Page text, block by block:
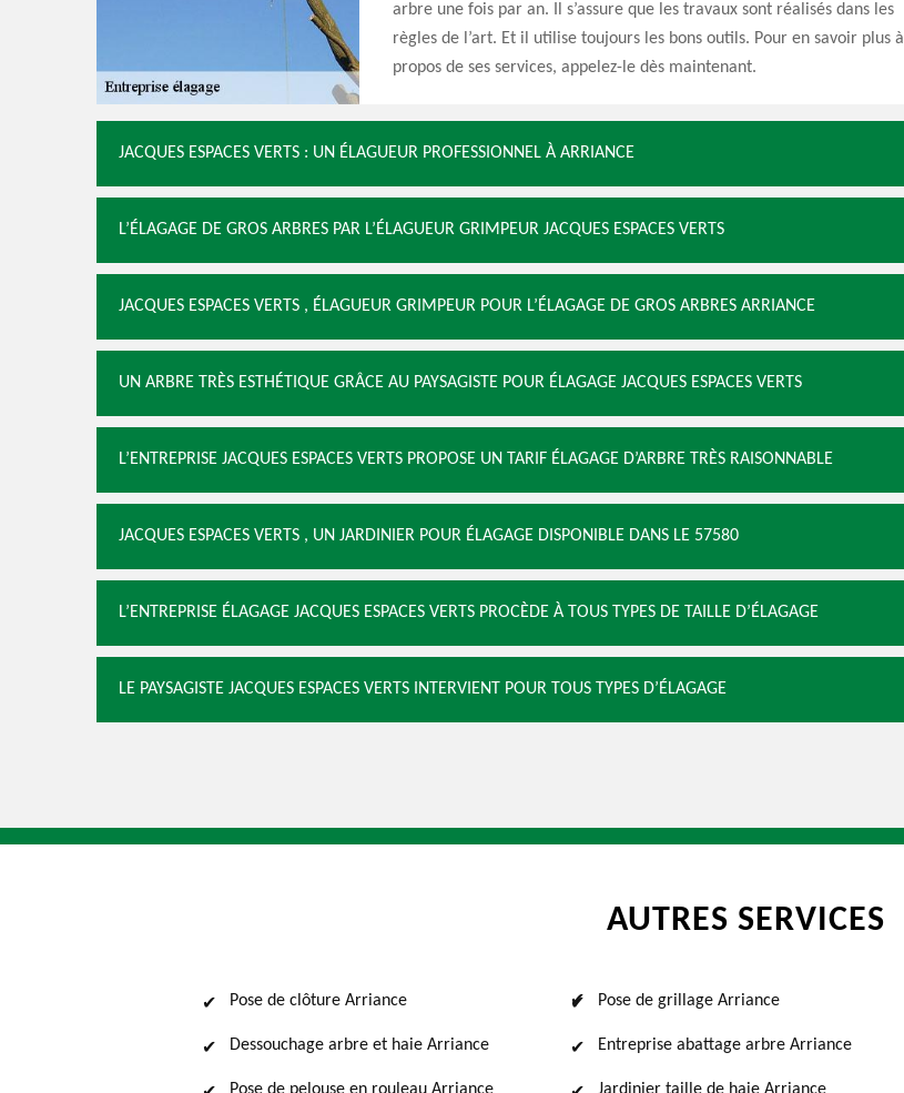
arbre une fois par an. Il s’assure que les travaux sont réalisés dans les
règles de l’art. Et il utilise toujours les bons outils. Pour en savoir plus à
propos de ses services, appelez-le dès maintenant.
JACQUES ESPACES VERTS : UN ÉLAGUEUR PROFESSIONNEL À ARRIANCE
L’ÉLAGAGE DE GROS ARBRES PAR L’ÉLAGUEUR GRIMPEUR JACQUES ESPACES VERTS
JACQUES ESPACES VERTS , ÉLAGUEUR GRIMPEUR POUR L’ÉLAGAGE DE GROS ARBRES ARRIANCE
UN ARBRE TRÈS ESTHÉTIQUE GRÂCE AU PAYSAGISTE POUR ÉLAGAGE JACQUES ESPACES VERTS
L’ENTREPRISE JACQUES ESPACES VERTS PROPOSE UN TARIF ÉLAGAGE D’ARBRE TRÈS RAISONNABLE
JACQUES ESPACES VERTS , UN JARDINIER POUR ÉLAGAGE DISPONIBLE DANS LE 57580
L’ENTREPRISE ÉLAGAGE JACQUES ESPACES VERTS PROCÈDE À TOUS TYPES DE TAILLE D’ÉLAGAGE
LE PAYSAGISTE JACQUES ESPACES VERTS INTERVIENT POUR TOUS TYPES D’ÉLAGAGE
AUTRES SERVICES
Pose de clôture Arriance
Dessouchage arbre et haie Arriance
Pose de grillage Arriance
Entreprise abattage arbre Arriance